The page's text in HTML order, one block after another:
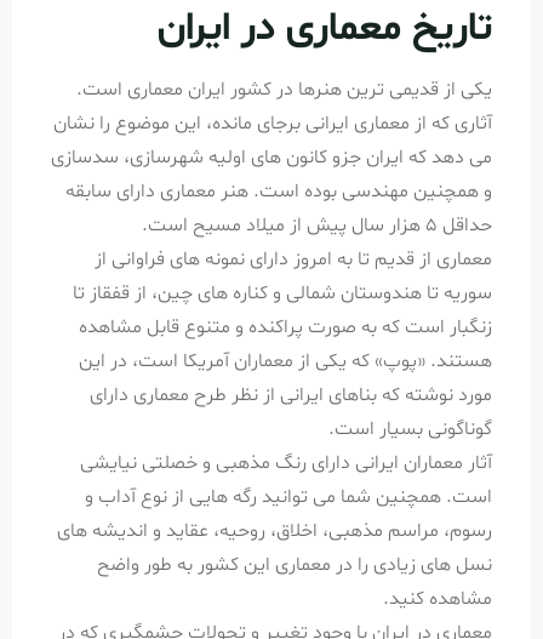
تاریخ معماری در ایران
یکی از قدیمی ترین هنرها در کشور ایران معماری است.
آثاری که از معماری ایرانی برجای مانده، این موضوع را نشان
می دهد که ایران جزو کانون های اولیه شهرسازی، سدسازی
و همچنین مهندسی بوده است. هنر معماری دارای سابقه
حداقل ۵ هزار سال پیش از میلاد مسیح است.
معماری از قدیم تا به امروز دارای نمونه های فراوانی از
سوریه تا هندوستان شمالی و کناره های چین، از قفقاز تا
زنگبار است که به صورت پراکنده و متنوع قابل مشاهده
هستند. «پوپ» که یکی از معماران آمریکا است، در این
مورد نوشته که بناهای ایرانی از نظر طرح معماری دارای
گوناگونی بسیار است.
آثار معماران ایرانی دارای رنگ مذهبی و خصلتی نیایشی
است. همچنین شما می توانید رگه هایی از نوع آداب و
رسوم، مراسم مذهبی، اخلاق، روحیه، عقاید و اندیشه های
نسل های زیادی را در معماری این کشور به طور واضح
مشاهده کنید.
معماری در ایران با وجود تغییر و تحولات چشمگیری که در